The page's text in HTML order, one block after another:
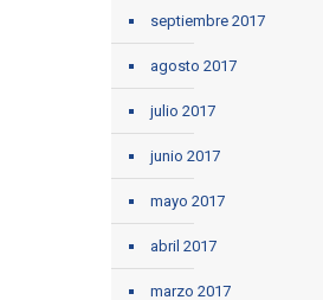
septiembre 2017
agosto 2017
julio 2017
junio 2017
mayo 2017
abril 2017
marzo 2017